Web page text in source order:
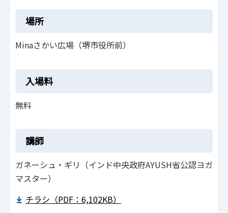
場所
Minaさかい広場（堺市役所前）
入場料
無料
講師
ガネーシュ・ギリ（インド中央政府AYUSH省公認ヨガ
マスター）
チラシ（PDF：6,102KB）